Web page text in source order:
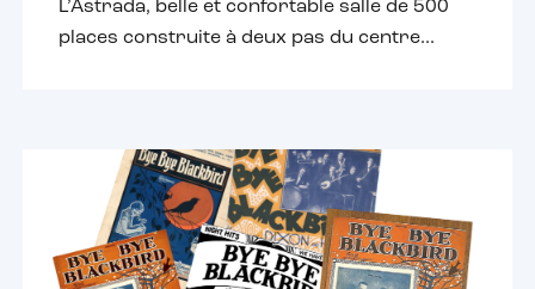
L’Astrada, belle et confortable salle de 500
places construite à deux pas du centre...